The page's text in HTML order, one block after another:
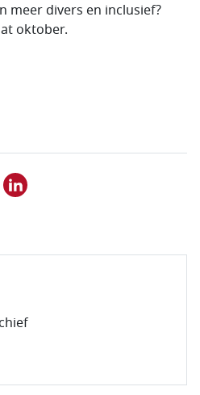
meer divers en inclusief?
oktober.
Bluesky
item op Facebook
via WhatsApp